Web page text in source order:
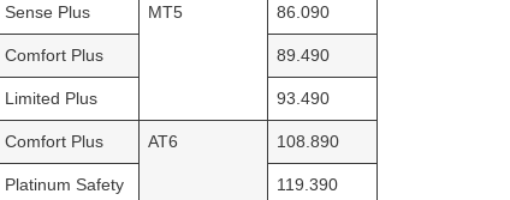
Sense Plus MT5 86.090
Comfort Plus 89.490
Limited Plus 93.490
Comfort Plus AT6 108.890
Platinum Safety 119.390